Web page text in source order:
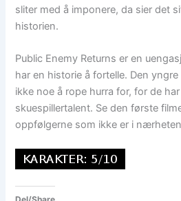
sliter med å imponere, da sier det
historien.
Public Enemy Returns er en
har en historie å fortelle. Den
ikke noe å rope hurra for, for de
skuespillertalent. Se den første
oppfølgerne som ikke er i